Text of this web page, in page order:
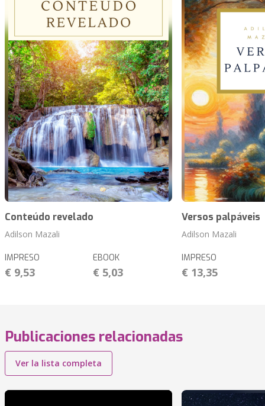
Conteúdo revelado
Adilson Mazali
IMPRESO
€ 9,53
EBOOK
€ 5,03
Versos palpáveis
Adilson Mazali
IMPRESO
€ 13,35
Publicaciones relacionadas
Ver la lista completa